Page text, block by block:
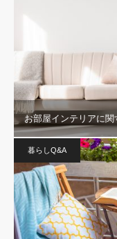
お部屋インテリアに
暮らしQ&A